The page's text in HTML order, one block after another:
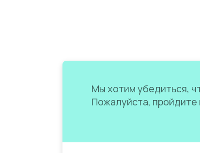
Мы хотим убедиться,
Пожалуйста, пройдите